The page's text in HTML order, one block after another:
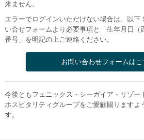
来ません。
エラーでログインいただけない場合は、以下
い合せフォームより必要事項と「生年月日（
番号」を明記の上ご連絡ください。
お問い合わせフォームはこ
今後ともフェニックス・シーガイア・リゾー
ホスピタリティグループをご愛顧賜りますよ
す。